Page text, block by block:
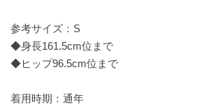
参考サイズ：S
◆身長161.5cm位まで
◆ヒップ96.5cm位まで
着用時期：通年